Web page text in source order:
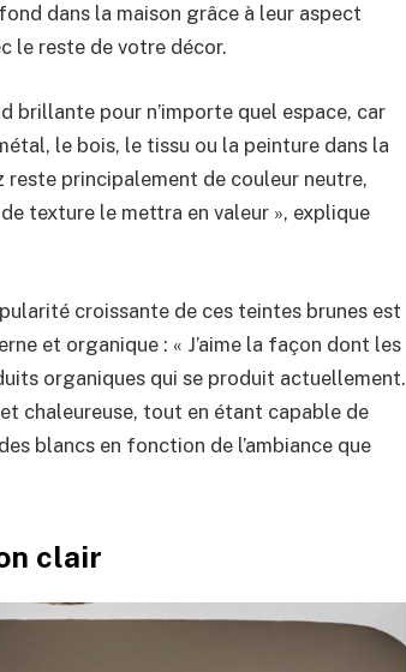
dans la maison grâce à leur aspect
le reste de votre décor.
brillante pour n’importe quel espace, car
le bois, le tissu ou la peinture dans la
reste principalement de couleur neutre,
texture le mettra en valeur », explique
croissante de ces teintes brunes est
et organique : « J’aime la façon dont les
organiques qui se produit actuellement.
chaleureuse, tout en étant capable de
blancs en fonction de l’ambiance que
clair